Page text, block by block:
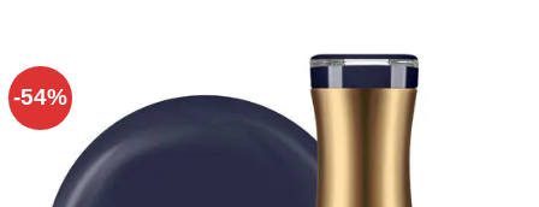
-54%